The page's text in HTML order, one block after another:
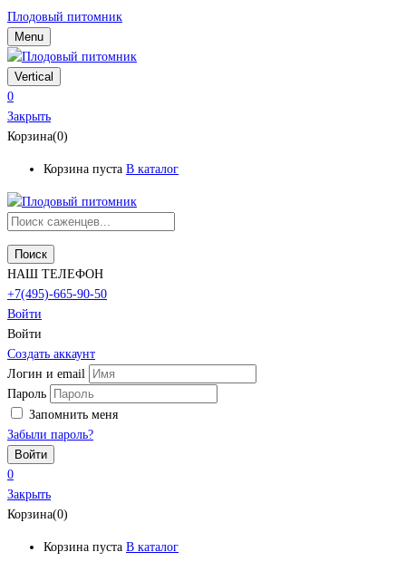
Плодовый питомник
Menu
Vertical
0
Закрыть
Корзина(0)
Корзина пуста В каталог
Поиск
НАШ ТЕЛЕФОН
+7(495)-665-90-50
Войти
Войти
Создать аккаунт
Логин и email
Пароль
Запомнить меня
Забыли пароль?
0
Закрыть
Корзина(0)
Корзина пуста В каталог